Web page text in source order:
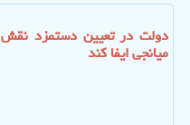
دولت در تعیین دستمزد نقش
میانجی ایفا کند